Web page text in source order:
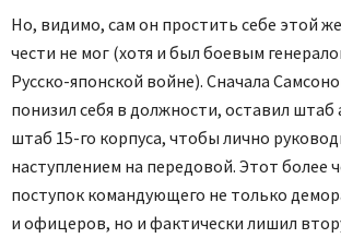
Но, видимо, сам он простить себе этой
чести не мог (хотя и был боевым
Русско-японской войне). Сначала
понизил себя в должности, оставил
штаб 15-го корпуса, чтобы лично
наступлением на передовой. Этот более
поступок командующего не только
и офицеров, но и фактически лишил